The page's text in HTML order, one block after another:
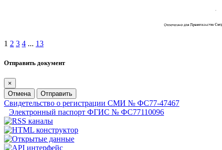
1 2 3 4 ... 13
Отправить документ
×
Отмена
Отправить
Свидетельство о регистрации СМИ № ФС77-47467
Электронный паспорт ФГИС № ФС77110096